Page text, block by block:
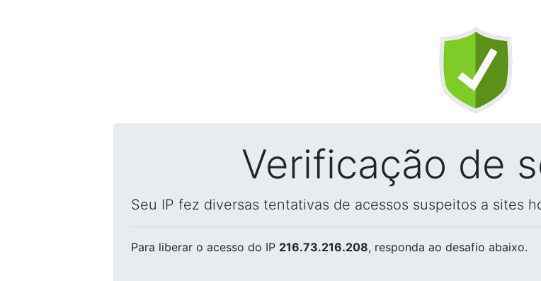
Verificação de
Seu IP fez diversas tentativas de acessos suspeitos a sites
Para liberar o acesso do IP 216.73.216.208, responda ao desafio abaixo.